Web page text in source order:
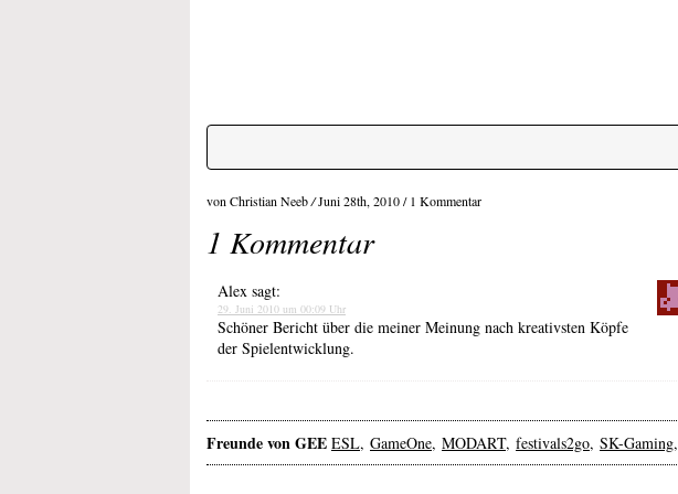
von Christian Neeb/Juni 28th, 2010 / 1 Kommentar
1 Kommentar
Alex sagt:
29. Juni 2010 um 00:09 Uhr
Schöner Bericht über die meiner Meinung nach kreativsten Köpfe
der Spielentwicklung.
Freunde von GEE ESL, GameOne, MODART, festivals2go, SK-Gaming,